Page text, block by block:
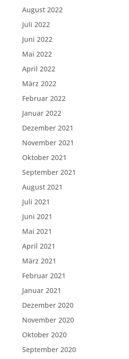
August 2022
Juli 2022
Juni 2022
Mai 2022
April 2022
März 2022
Februar 2022
Januar 2022
Dezember 2021
November 2021
Oktober 2021
September 2021
August 2021
Juli 2021
Juni 2021
Mai 2021
April 2021
März 2021
Februar 2021
Januar 2021
Dezember 2020
November 2020
Oktober 2020
September 2020